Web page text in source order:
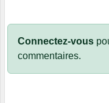
Connectez-vous
commentaires.